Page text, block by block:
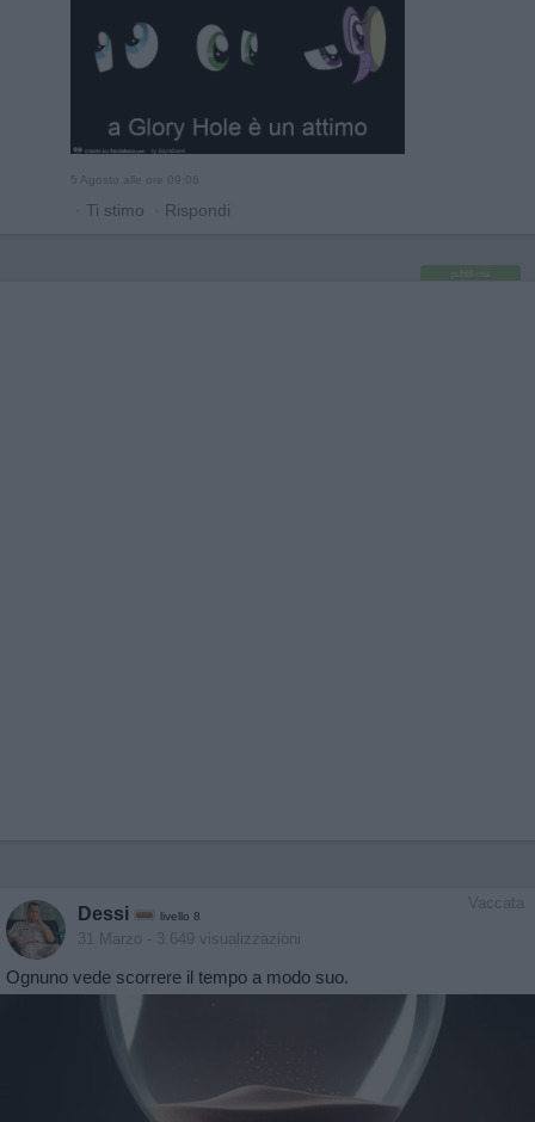
5 Agosto alle ore 09:06
· Ti stimo · Rispondi
pubblicità
Vaccata
Dessi livello 8
31 Marzo - 3.649 visualizzazioni
Ognuno vede scorrere il tempo a modo suo.